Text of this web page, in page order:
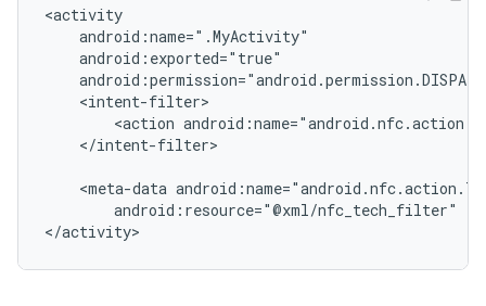
<action
</intent-filter>
<meta-data
android:resource="@xml/nfc_tech_filter"
</activity>